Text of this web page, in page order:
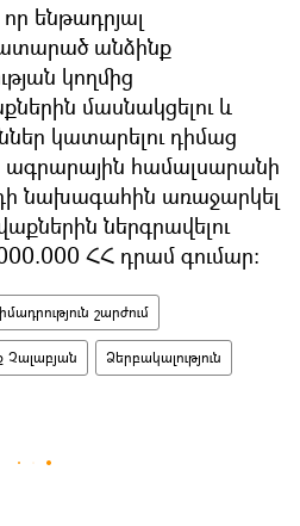
ենթադրյալ
անձինք
կողմից
մասնակցելու և
կատարելու դիմաց
համալսարանի
նախագահին առաջարկել
ներգրավելու
ՀՀ դրամ գումար:
շարժում
Չալաբյան Ձերբակալություն